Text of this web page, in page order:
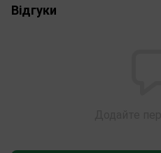
Відгуки